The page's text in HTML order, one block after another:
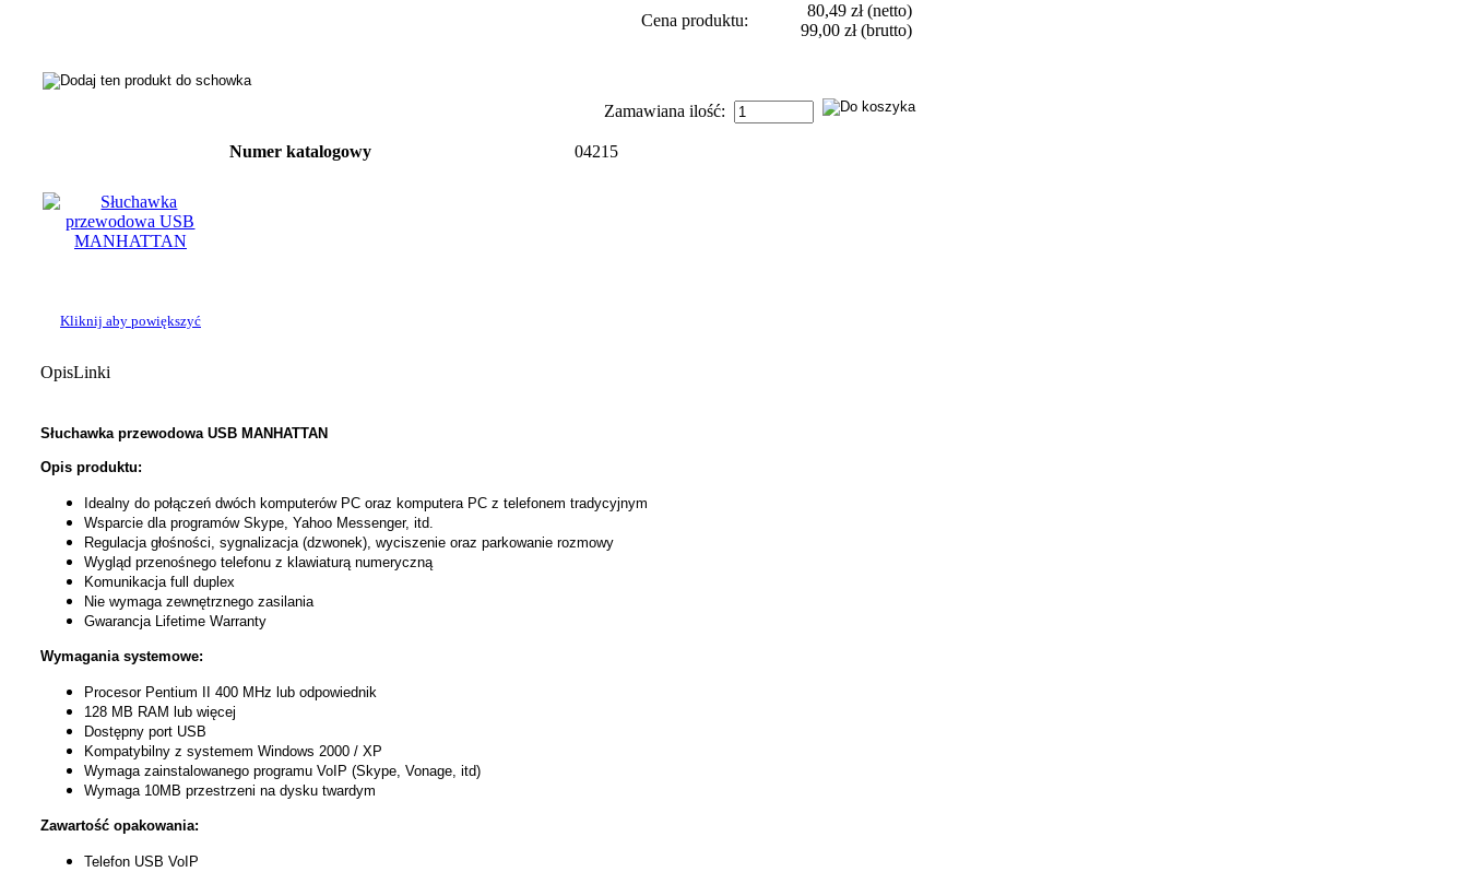
Cena produktu:
80,49 zł(netto)
99,00 zł(brutto)
Zamawiana ilość:
Kliknij aby powiększyć
Numer katalogowy 04215
OpisLinki
Słuchawka przewodowa USB MANHATTAN
Opis produktu:
Idealny do połączeń dwóch komputerów PC oraz komputera PC z telefonem tradycyjnym
Wsparcie dla programów Skype, Yahoo Messenger, itd.
Regulacja głośności, sygnalizacja (dzwonek), wyciszenie oraz parkowanie rozmowy
Wygląd przenośnego telefonu z klawiaturą numeryczną
Komunikacja full duplex
Nie wymaga zewnętrznego zasilania
Gwarancja Lifetime Warranty
Wymagania systemowe:
Procesor Pentium II 400 MHz lub odpowiednik
128 MB RAM lub więcej
Dostępny port USB
Kompatybilny z systemem Windows 2000 / XP
Wymaga zainstalowanego programu VoIP (Skype, Vonage, itd)
Wymaga 10MB przestrzeni na dysku twardym
Zawartość opakowania:
Telefon USB VoIP